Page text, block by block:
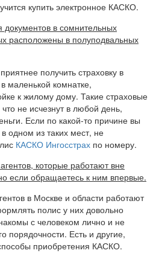
купить электронное КАСКО.
в сомнительных
расположены в полуподвальных
получить страховку в
маленькой комнатке,
к жилому дому. Такие страховые
не исчезнут в любой день,
Если по какой-то причине вы
одном из таких мест, не
КАСКО Ингосстрах по номеру.
которые работают вне
если обращаетесь к ним впервые.
в Москве и области работают
полис у них довольно
с человеком лично и не
порядочности. Есть и другие,
приобретения КАСКО.